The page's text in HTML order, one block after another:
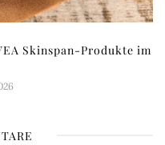
Skinspan-Produkte im